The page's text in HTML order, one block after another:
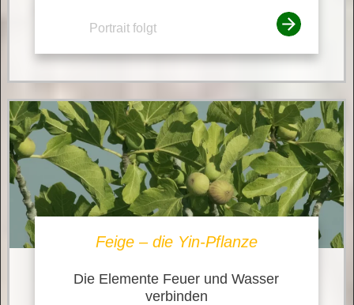
Portrait folgt
Feige – die Yin-Pflanze
Die Elemente Feuer und Wasser
verbinden